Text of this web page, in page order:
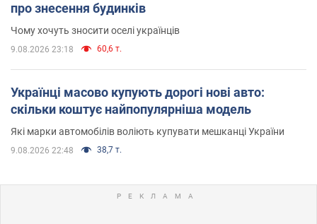
про знесення будинків
Чому хочуть зносити оселі українців
9.08.2026 23:18 60,6 т.
Українці масово купують дорогі нові авто:
скільки коштує найпопулярніша модель
Які марки автомобілів воліють купувати мешканці України
9.08.2026 22:48 38,7 т.